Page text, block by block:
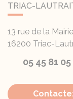
TRIAC-
13 rue de la
16200 Triac-
05 45 81 05